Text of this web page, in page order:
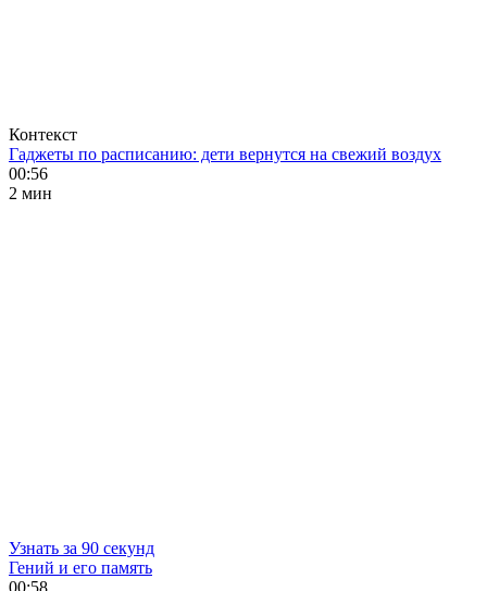
Контекст
Гаджеты по расписанию: дети вернутся на свежий воздух
00:56
2 мин
Узнать за 90 секунд
Гений и его память
00:58